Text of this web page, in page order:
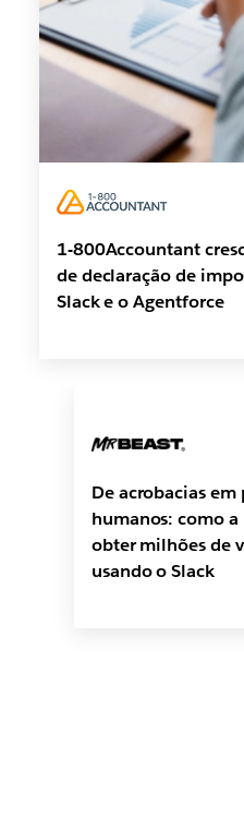
1-800Accountant
de declaração de
Slack e o Agentforce
De acrobacias em
humanos: como a
obter milhões de
usando o Slack